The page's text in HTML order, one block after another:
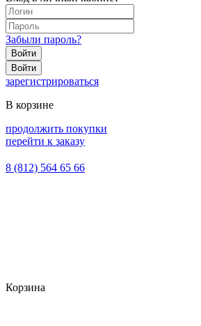
Забыли пароль?
Войти
Войти
зарегистрироваться
В корзине
продолжить покупки
перейти к заказу
8 (812) 564 65 66
Корзина